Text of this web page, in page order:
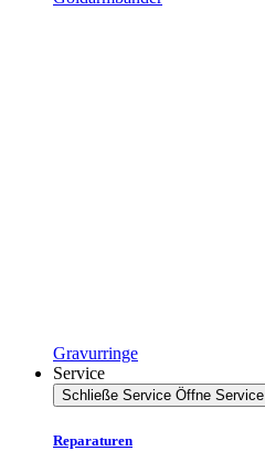
Gravurringe
Service
Schließe Service Öffne Service
Reparaturen